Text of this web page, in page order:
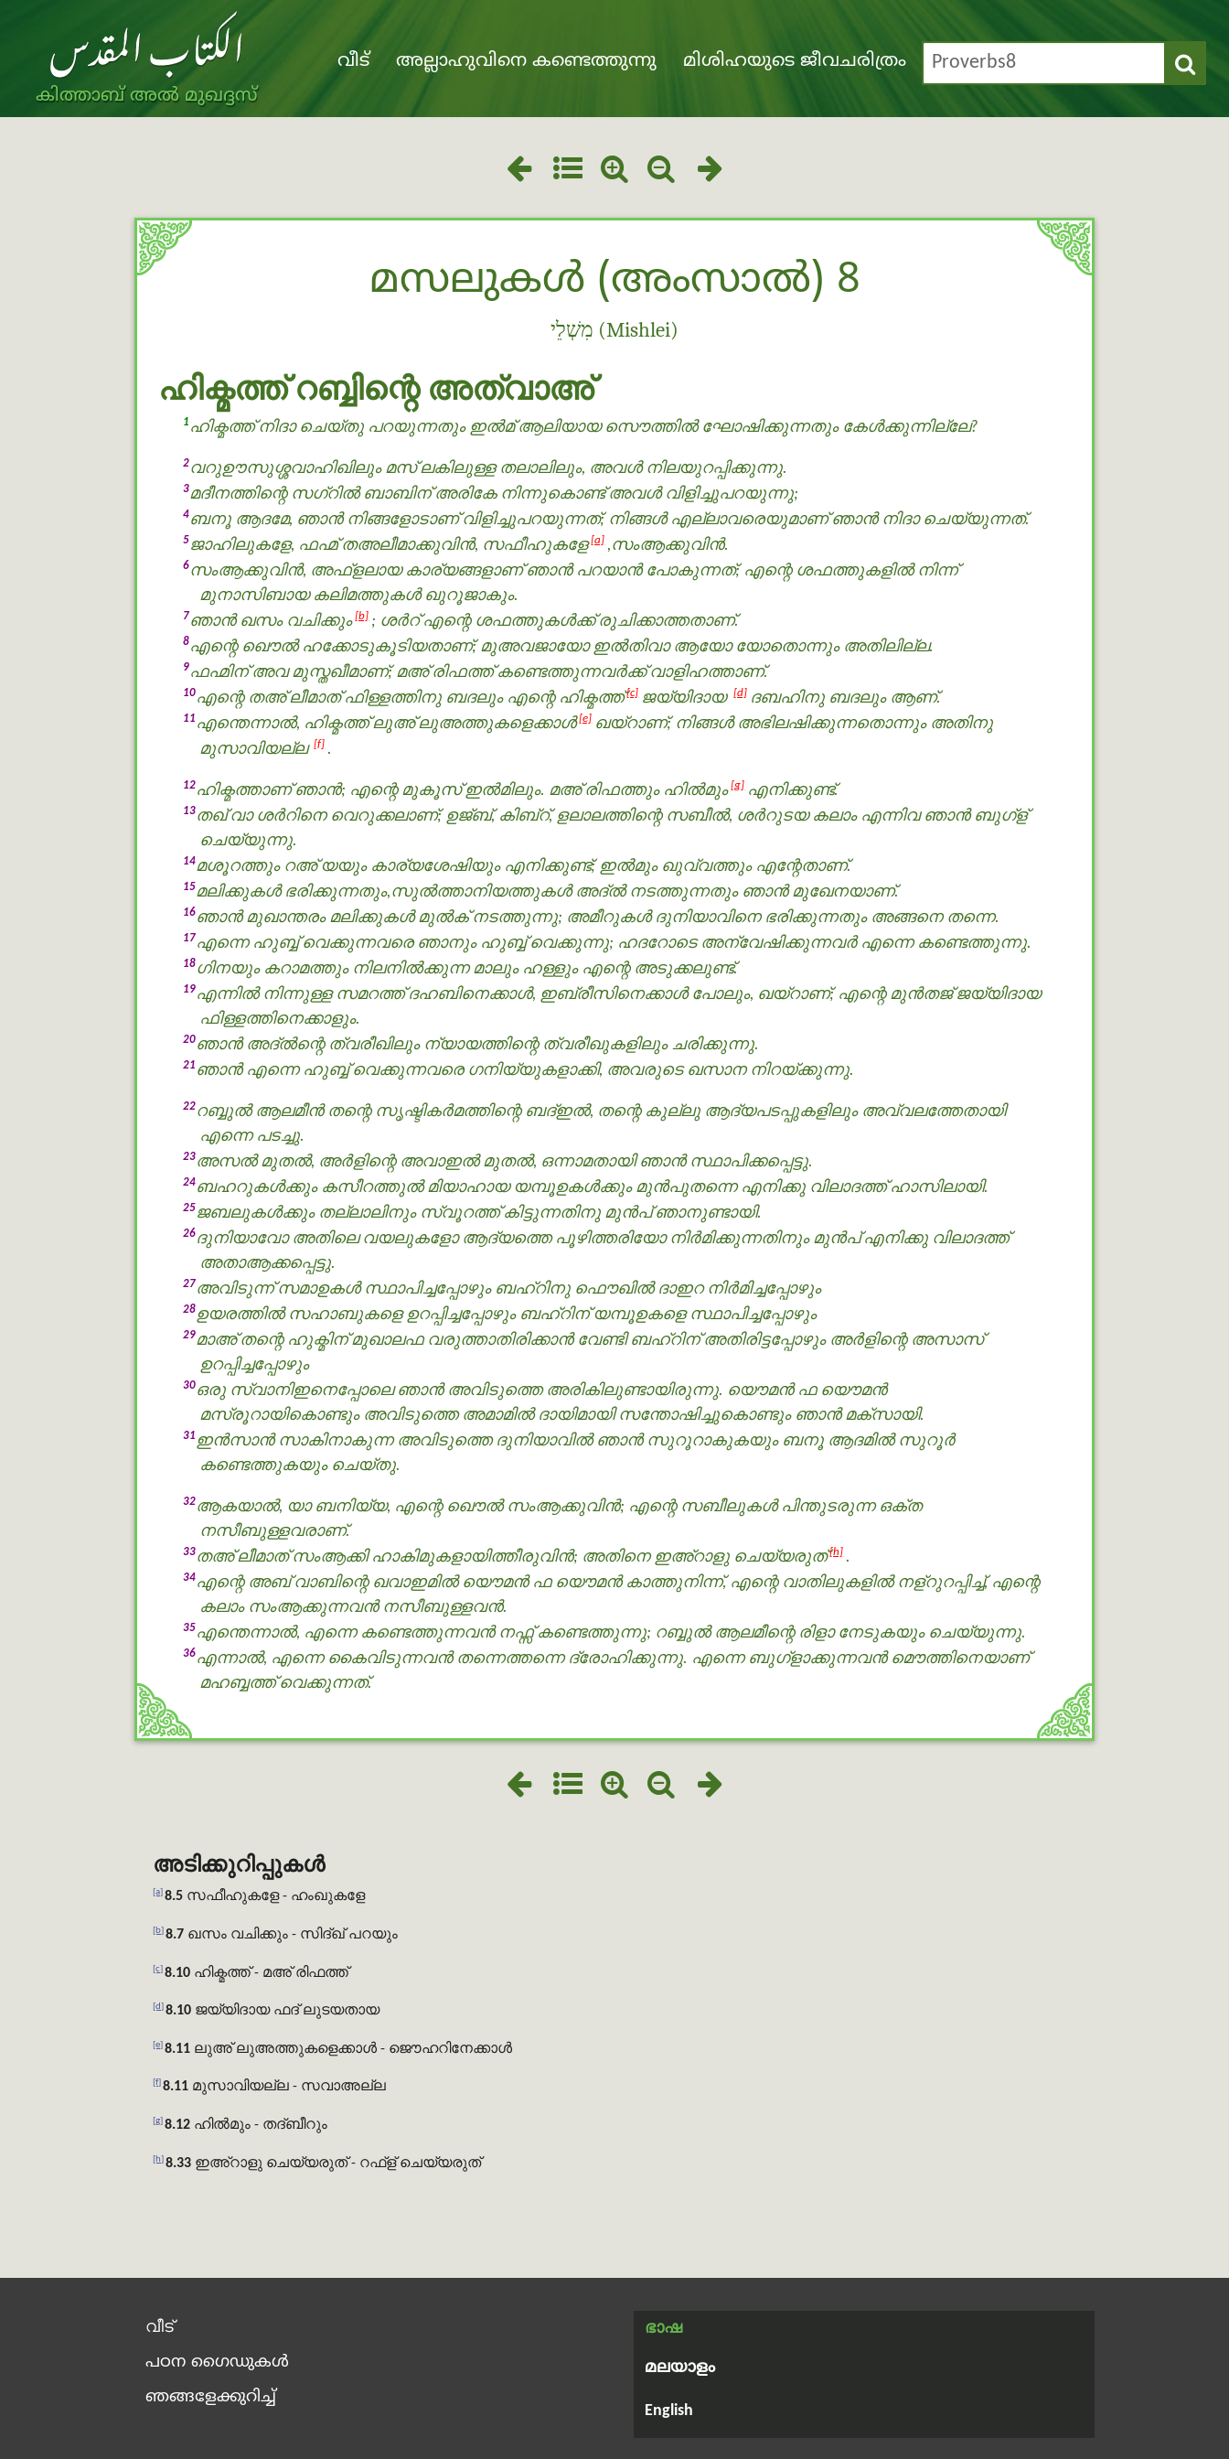
കിത്താബ് അൽ മുഖദ്ദസ്
വീട് അല്ലാഹുവിനെ കണ്ടെത്തുന്നു മിശിഹയുടെ ജീവചരിത്രം
മസലുകൾ (അംസാൽ) 8
מִשְׁלֵי (Mishlei)
ഹിക്മത്ത് റബ്ബിന്റെ അത്വാഅ്
1 ഹിക്മത്ത് നിദാ ചെയ്തു പറയുന്നതും ഇൽമ് ആലിയായ സൌത്തില്‍ ഘോഷിക്കുന്നതും കേള്‍ക്കുന്നില്ലേ?
2 വറുഊസുശ്ശവാഹിഖിലും മസ് ലകിലുള്ള തലാലിലും, അവള്‍ നിലയുറപ്പിക്കുന്നു.
3മദീനത്തിന്റെ സഗ്റിൽ ബാബിന് അരികേ നിന്നുകൊണ്ട് അവള്‍ വിളിച്ചുപറയുന്നു;
4ബനൂ ആദമേ, ഞാന്‍ നിങ്ങളോടാണ്‌ വിളിച്ചുപറയുന്നത്; നിങ്ങള്‍ എല്ലാവരെയുമാണ് ഞാന്‍ നിദാ ചെയ്യുന്നത്.
5 ജാഹിലുകളേ, ഫഹ്മ് തഅലീമാക്കുവിന്‍, സഫീഹുകളേ [a] ,സംആക്കുവിന്‍.
6സംആക്കുവിന്‍, അഫ്ളലായ കാര്യങ്ങളാണ് ഞാന്‍ പറയാന്‍ പോകുന്നത്; എന്റെ ശഫത്തുകളില്‍ നിന്ന്
മുനാസിബായ കലിമത്തുകള്‍ ഖുറൂജാകും.
7 ഞാന്‍ ഖസം വചിക്കും [b] ; ശർറ് എന്റെ ശഫത്തുകള്‍ക്ക് രുചിക്കാത്തതാണ്.
8എന്റെ ഖൌൽ ഹക്കോടുകൂടിയതാണ്; മുഅവജായോ ഇൽതിവാ ആയോ യോതൊന്നും അതിലില്ല.
9ഫഹ്മിന് അവ മുസ്തഖീമാണ്; മഅ് രിഫത്ത് കണ്ടെത്തുന്നവർക്ക് വാളിഹത്താണ്.
10എന്റെ തഅ് ലീമാത് ഫിള്ളത്തിനു ബദലും എന്റെ ഹിക്മത്ത് [c] ജയ്യിദായ [d] ദബഹിനു ബദലും ആണ്.
11 എന്തെന്നാല്‍, ഹിക്മത്ത് ലുഅ് ലുഅത്തുകളെക്കാള്‍ [e] ഖയ്റാണ്; നിങ്ങള്‍ അഭിലഷിക്കുന്നതൊന്നും അതിനു
മുസാവിയല്ല [f] .
12 ഹിക്മത്താണ് ഞാന്‍; എന്റെ മുകൂസ് ഇൽമിലും. മഅ് രിഫത്തും ഹിൽമും [g] എനിക്കുണ്ട്.
13തഖ് വാ ശർറിനെ വെറുക്കലാണ്; ഉജ്ബ്, കിബ്റ്, ളലാലത്തിന്റെ സബീൽ, ശർറുടയ കലാം എന്നിവ ഞാന്‍ ബുഗ്ള്
ചെയ്യുന്നു.
14മശൂറത്തും റഅ് യയും കാര്യശേഷിയും എനിക്കുണ്ട്; ഇൽമും ഖുവ്വത്തും എന്റേതാണ്.
15മലിക്കുകൾ ഭരിക്കുന്നതും,സുൽത്താനിയത്തുകള്‍ അദ്ൽ നടത്തുന്നതും ഞാന്‍ മുഖേനയാണ്.
16ഞാന്‍ മുഖാന്തരം മലിക്കുകൾ മുൽക് നടത്തുന്നു; അമീറുകൾ ദുനിയാവിനെ ഭരിക്കുന്നതും അങ്ങനെ തന്നെ.
17 എന്നെ ഹുബ്ബ് വെക്കുന്നവരെ ഞാനും ഹുബ്ബ് വെക്കുന്നു; ഹദറോടെ അന്വേഷിക്കുന്നവര്‍ എന്നെ കണ്ടെത്തുന്നു.
18ഗിനയും കറാമത്തും നിലനില്‍ക്കുന്ന മാലും ഹള്ളും എന്റെ അടുക്കലുണ്ട്.
19എന്നില്‍ നിന്നുള്ള സമറത്ത് ദഹബിനെക്കാള്‍, ഇബ്രീസിനെക്കാള്‍ പോലും, ഖയ്റാണ്; എന്റെ മുൻതജ് ജയ്യിദായ
ഫിള്ളത്തിനെക്കാളും.
20ഞാന്‍ അദ്ൽന്റെ ത്വരീഖിലും ന്യായത്തിന്റെ ത്വരീഖുകളിലും ചരിക്കുന്നു.
21 ഞാന്‍ എന്നെ ഹുബ്ബ് വെക്കുന്നവരെ ഗനിയ്യുകളാക്കി, അവരുടെ ഖസാന നിറയ്ക്കുന്നു.
22 റബ്ബുൽ ആലമീൻ തന്റെ സൃഷ്ടികര്‍മത്തിന്റെ ബദ്ഇല്‍, തന്റെ കുല്ലു ആദ്യപടപ്പുകളിലും അവ്വലത്തേതായി
എന്നെ പടച്ചു.
23അസൽ മുതൽ, അർളിന്റെ അവാഇൽ മുതൽ, ഒന്നാമതായി ഞാന്‍ സ്ഥാപിക്കപ്പെട്ടു.
24ബഹറുകള്‍ക്കും കസീറത്തുൽ മിയാഹായ യമ്പൂഉകള്‍ക്കും മുന്‍പുതന്നെ എനിക്കു വിലാദത്ത് ഹാസിലായി.
25 ജബലുകള്‍ക്കും തല്ലാലിനും സ്വൂറത്ത് കിട്ടുന്നതിനു മുന്‍പ് ഞാനുണ്ടായി.
26ദുനിയാവോ അതിലെ വയലുകളോ ആദ്യത്തെ പൂഴിത്തരിയോ നിര്‍മിക്കുന്നതിനും മുന്‍പ് എനിക്കു വിലാദത്ത്
അതാആക്കപ്പെട്ടു.
27 അവിടുന്ന് സമാഉകള്‍ സ്ഥാപിച്ചപ്പോഴും ബഹ്റിനു ഫൌഖിൽ ദാഇറ നിര്‍മിച്ചപ്പോഴും
28ഉയരത്തില്‍ സഹാബുകളെ ഉറപ്പിച്ചപ്പോഴും ബഹ്റിന് യമ്പൂഉകളെ സ്ഥാപിച്ചപ്പോഴും
29മാഅ് തന്റെ ഹുക്മിന് മുഖാലഫ വരുത്താതിരിക്കാന്‍ വേണ്ടി ബഹ്റിന് അതിരിട്ടപ്പോഴും അർളിന്റെ അസാസ്
ഉറപ്പിച്ചപ്പോഴും
30ഒരു സ്വാനിഇനെപ്പോലെ ഞാന്‍ അവിടുത്തെ അരികിലുണ്ടായിരുന്നു. യൌമൻ ഫ യൌമൻ
മസ്രൂറായികൊണ്ടും അവിടുത്തെ അമാമിൽ ദായിമായി സന്തോഷിച്ചുകൊണ്ടും ഞാന്‍ മക്സായി.
31ഇൻസാൻ സാകിനാകുന്ന അവിടുത്തെ ദുനിയാവില്‍ ഞാന്‍ സുറൂറാകുകയും ബനൂ ആദമിൽ സുറൂർ
കണ്ടെത്തുകയും ചെയ്തു.
32 ആകയാല്‍, യാ ബനിയ്യ, എന്റെ ഖൌൽ സംആക്കുവിന്‍; എന്റെ സബീലുകൾ പിന്തുടരുന്ന ഒക്ത
നസീബുള്ളവരാണ്.
33തഅ് ലീമാത് സംആക്കി ഹാകിമുകളായിത്തീരുവിന്‍; അതിനെ ഇഅ്റാളു ചെയ്യരുത് [h] .
34എന്റെ അബ് വാബിന്റെ ഖവാഇമിൽ യൌമൻ ഫ യൌമൻ കാത്തുനിന്ന്, എന്റെ വാതിലുകളില്‍ നള്റുറപ്പിച്ച്, എന്റെ
കലാം സംആക്കുന്നവന്‍ നസീബുള്ളവന്‍.
35 എന്തെന്നാല്‍, എന്നെ കണ്ടെത്തുന്നവന്‍ നഫ്സ് കണ്ടെത്തുന്നു; റബ്ബുൽ ആലമീന്റെ രിളാ നേടുകയും ചെയ്യുന്നു.
36എന്നാല്‍, എന്നെ കൈവിടുന്നവന്‍ തന്നെത്തന്നെ ദ്രോഹിക്കുന്നു. എന്നെ ബുഗ്ളാക്കുന്നവന്‍ മൌത്തിനെയാണ്
മഹബ്ബത്ത് വെക്കുന്നത്.
അടിക്കുറിപ്പുകൾ
[a] 8.5 സഫീഹുകളേ- ഹംഖുകളേ
[b]8.7 ഖസം വചിക്കും- സിദ്ഖ് പറയും
[c]8.10 ഹിക്മത്ത്- മഅ് രിഫത്ത്
[d] 8.10 ജയ്യിദായ ഫദ് ലുടയതായ
[e]8.11 ലുഅ് ലുഅത്തുകളെക്കാള്‍- ജൌഹറിനേക്കാൾ
[f] 8.11 മുസാവിയല്ല- സവാഅല്ല
[g]8.12 ഹിൽമും- തദ്ബീറും
[h]8.33 ഇഅ്റാളു ചെയ്യരുത്- റഫ്ള് ചെയ്യരുത്
വീട്
പഠന ഗൈഡുകൾ
ഞങ്ങളേക്കുറിച്ച്
ഭാഷ
മലയാളം
English